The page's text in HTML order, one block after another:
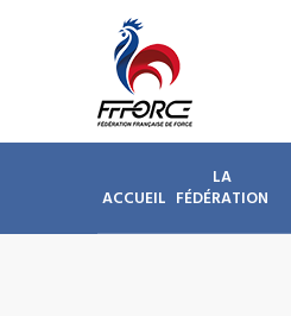
ACCUEIL
LA
FÉDÉRATION